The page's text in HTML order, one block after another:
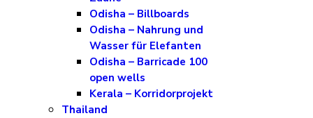
Odisha – Billboards
Odisha – Nahrung und
Wasser für Elefanten
Odisha – Barricade 100
open wells
Kerala – Korridorprojekt
Thailand